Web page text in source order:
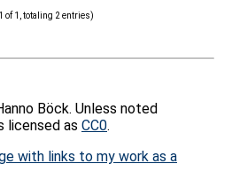
of 1, totaling 2 entries)
Böck. Unless noted
licensed as CC0.
with links to my work as a